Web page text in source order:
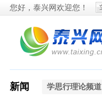
您好，泰兴网欢迎您！
新闻 学思行理论频道